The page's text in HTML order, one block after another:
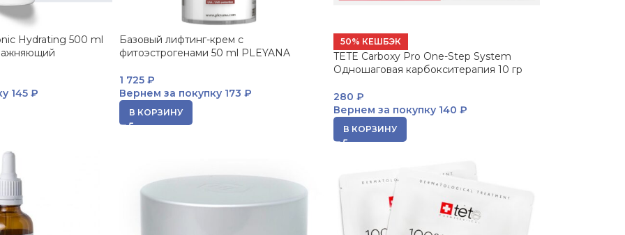
Hydrating 500 ml
145 ₽
Базовый лифтинг-крем с
фитоэстрогенами 50 ml PLEYANA
1 725₽
Вернем за покупку 173 ₽
В КОРЗИНУ
50% КЕШБЭК
TETE Carboxy Pro One-Step System
Одношаговая карбокситерапия 10 гр
280 ₽
Вернем за покупку140 ₽
В КОРЗИНУ